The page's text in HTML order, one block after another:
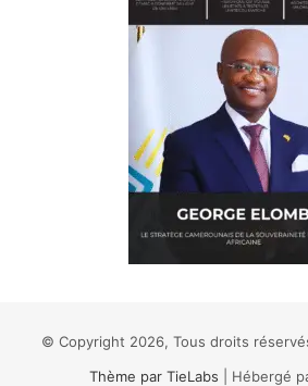
© Copyright 2026, Tous droits
Thème par TieLabs | Hébergé